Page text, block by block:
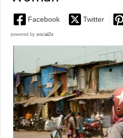
Facebook Twitter
powered by social2s